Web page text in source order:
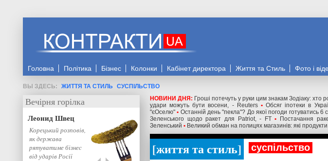
Головна Політика Бізнес Колонки Кабінет директора Життя та Стиль Фото і
ЖИТТЯ ТА СТИЛЬ СУСПІЛЬСТВО
НОВИНИ ДНЯ: Гроші потечуть у руки цим знакам Зодіаку: хто
удари можуть бути восени, - Reuters • Обсяг іпотеки в
"єОселю" • Останній день "пекла"? До якої погоди готуватись
Зеленського щодо ракет для Patriot, - FT •
Постачання
Зеленський • Великий обман на полицях магазинів: які
життя та стиль суспільство
Вечірня горілка
Леонид Швец
Корецький розповів,
як держава
рятуватиме бізнес
від ударів Росії